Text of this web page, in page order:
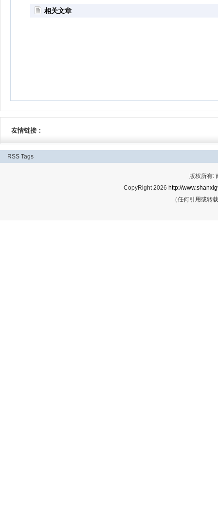
相关文章
友情链接：
RSS Tags
版权所有:
CopyRight 2026 http://
（任何引用或转